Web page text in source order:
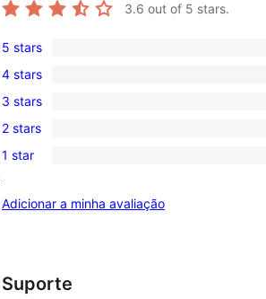
3.6 out of 5 stars.
2
5-
star
reviews
5 stars
0
4-
star
reviews
4 stars
2
3-
star
3 stars
1
2-
review
2 stars
0
star
1 star
Adicionar a minha avaliação
Suporte